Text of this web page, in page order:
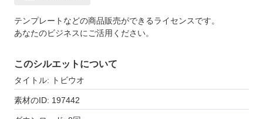
テンプレートなどの商品販売ができるライセンスです。
あなたのビジネスにご活用ください。
このシルエットについて
タイトル: トビウオ
素材のID: 197442